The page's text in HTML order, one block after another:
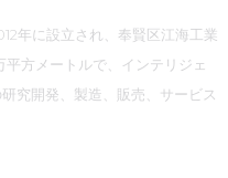
年に設立され、奉賢区江海工業
方メートルで、インテリジェ
究開発、製造、販売、サービス